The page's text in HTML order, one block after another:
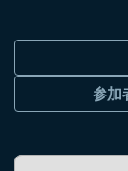
参加